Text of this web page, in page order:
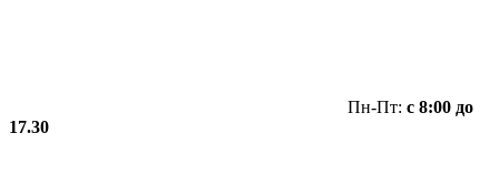
Пн-Пт: с 8:00 до
17.30